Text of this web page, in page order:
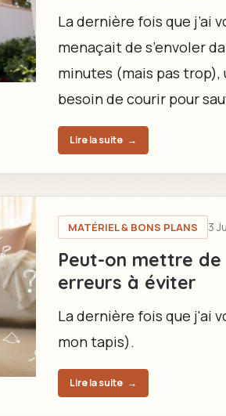
La dernière fois que j’ai
menaçait de s’envoler
minutes (mais pas trop),
besoin de courir pour
Lire la suite →
MATÉRIEL & BONS PLANS 3
Peut-on mettre de
erreurs à éviter
La dernière fois que j'ai
mon tapis).
Lire la suite →